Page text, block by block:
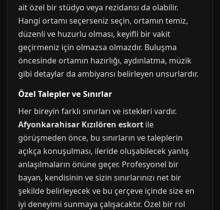
ait özel bir stüdyo veya rezidansı da olabilir.
Hangi ortamı seçerseniz seçin, ortamın temiz,
düzenli ve huzurlu olması, keyifli bir vakit
geçirmeniz için olmazsa olmazdır. Buluşma
öncesinde ortamın hazırlığı, aydınlatma, müzik
gibi detaylar da ambiyansı belirleyen unsurlardır.
Özel Talepler ve Sınırlar
Her bireyin farklı sınırları ve istekleri vardır.
Afyonkarahisar Kızılören eskort ile
görüşmeden önce, bu sınırların ve taleplerin
açıkça konuşulması, ileride oluşabilecek yanlış
anlaşılmaların önüne geçer. Profesyonel bir
bayan, kendisinin ve sizin sınırlarınızı net bir
şekilde belirleyecek ve bu çerçeve içinde size en
iyi deneyimi sunmaya çalışacaktır. Özel bir rol